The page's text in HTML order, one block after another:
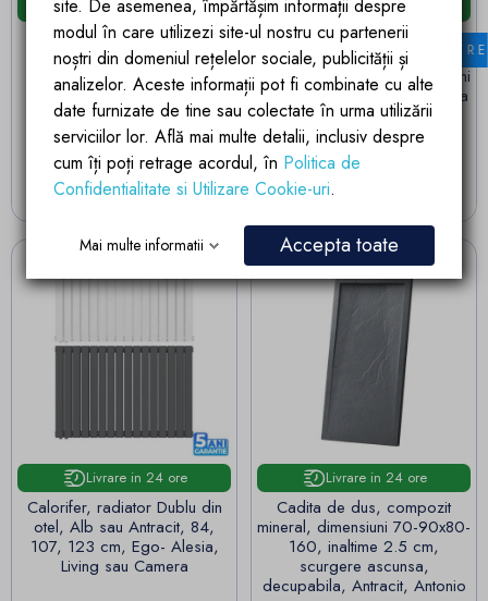
Livrare in 24 ore
Ventil universal Ego-PU015,
finisaj Crom, fara preaplin,
montaj universal
Pret
99,00 lei
ADAUGA IN COS
Livrare in 24 ore
Oglinda Led, Dezaburire,
Touch, 5 mm, 3 Culori,
Intensitate reglabila, dimensiuni
50x100-40x120 cm, Victoria
Pret
587,05 lei
VEZI VARIANTELE
Livrare in 24 ore
Calorifer, radiator Dublu din
otel, Alb sau Antracit, 84,
107, 123 cm, Ego- Alesia,
Living sau Camera
Livrare in 24 ore
Cadita de dus, compozit
mineral, dimensiuni 70-90x80-
160, inaltime 2.5 cm,
scurgere ascunsa,
decupabila, Antracit, Antonio
site. De asemenea, împărtășim informații despre
modul în care utilizezi site-ul nostru cu partenerii
noștri din domeniul rețelelor sociale, publicității și
analizelor. Aceste informații pot fi combinate cu alte
date furnizate de tine sau colectate în urma utilizării
serviciilor lor. Află mai multe detalii, inclusiv despre
cum îți poți retrage acordul, în Politica de
Confidentialitate si Utilizare Cookie-uri.
Mai multe informatii Accepta toate
FILTRE